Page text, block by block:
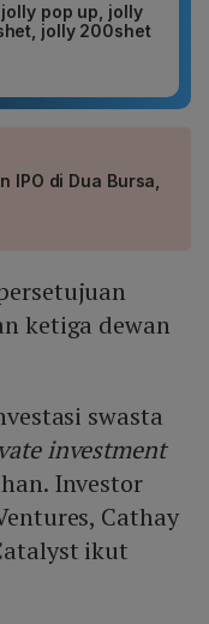
pop up, jolly
jolly 200shet
IPO di Dua Bursa,
ketiga dewan
swasta
investment
Investor
Cathay
ikut